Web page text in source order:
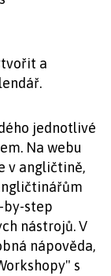
a
jednotlivé
Na webu
v angličtině,
by-step
nástrojů. V
nápověda,
s